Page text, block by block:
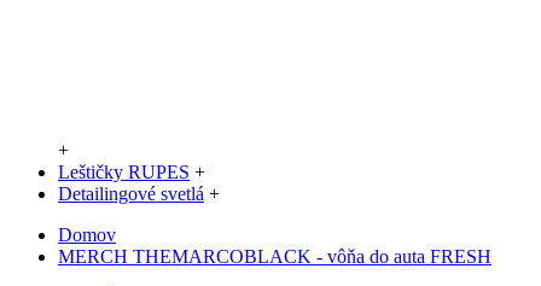
+
Leštičky RUPES +
Detailingové svetlá +
Domov
MERCH THEMARCOBLACK - vôňa do auta FRESH